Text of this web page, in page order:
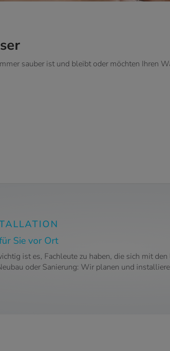
sauber ist und bleibt oder möchten Ihren
Sie vor Ort
ist es, Fachleute zu haben, die sich mit
oder Sanierung: Wir planen und